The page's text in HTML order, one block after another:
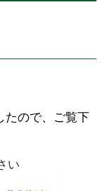
たので、ご覧下
い